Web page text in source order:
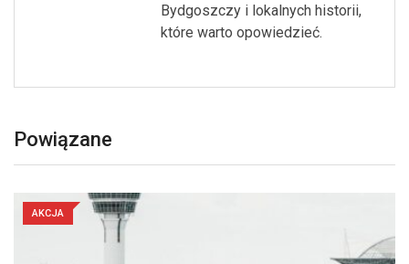
Bydgoszczy i lokalnych historii,
które warto opowiedzieć.
Powiązane
AKCJA